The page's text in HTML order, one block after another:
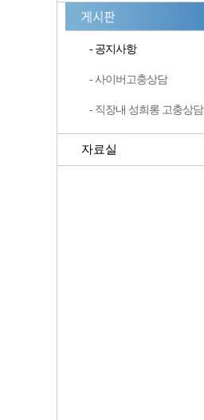
- 공지사항
- 사이버고충상담
- 직장내 성희롱 고충상담
자료실